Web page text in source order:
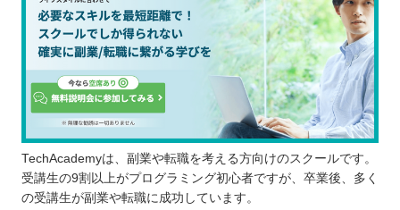
TechAcademyは、副業や転職を考える方向けのスクールです。
受講生の9割以上がプログラミング初心者ですが、卒業後、多く
の受講生が副業や転職に成功しています。